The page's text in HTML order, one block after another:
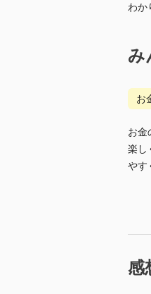
わか
み
お
お金
楽し
やす
感